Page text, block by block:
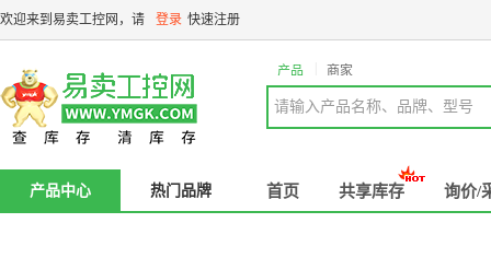
欢迎来到易卖工控网，请 登录 快速注册
产品 商家
请输入产品名称、品牌、型号
产品中心 热门品牌 首页 共享库存 询价/